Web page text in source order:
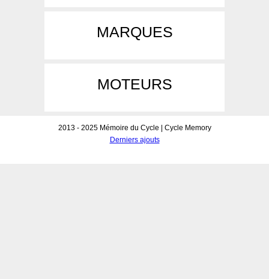
MARQUES
MOTEURS
2013 - 2025 Mémoire du Cycle | Cycle Memory
Derniers ajouts